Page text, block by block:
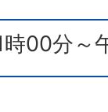
00分～